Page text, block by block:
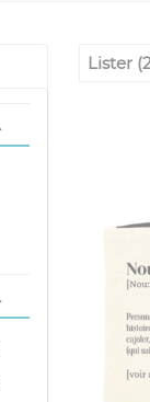
Lister